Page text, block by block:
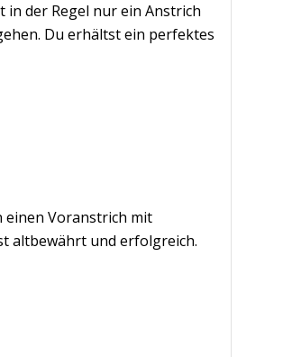
in der Regel nur ein Anstrich
Du erhältst ein perfektes
einen Voranstrich mit
altbewährt und erfolgreich.